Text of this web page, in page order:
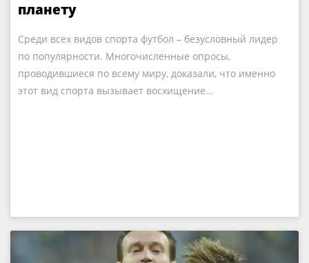
планету
Среди всех видов спорта футбол – безусловный лидер
по популярности. Многочисленные опросы,
проводившиеся по всему миру, доказали, что именно
этот вид спорта вызывает восхищение…